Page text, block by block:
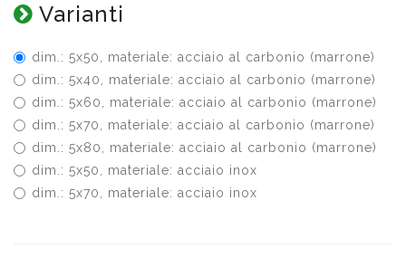
Varianti
dim.: 5x50, materiale: acciaio al carbonio (marrone)
dim.: 5x40, materiale: acciaio al carbonio (marrone)
dim.: 5x60, materiale: acciaio al carbonio (marrone)
dim.: 5x70, materiale: acciaio al carbonio (marrone)
dim.: 5x80, materiale: acciaio al carbonio (marrone)
dim.: 5x50, materiale: acciaio inox
dim.: 5x70, materiale: acciaio inox